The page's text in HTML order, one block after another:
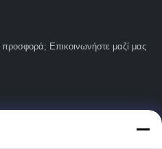
προσφορά; Επικοινωνήστε μαζί μας